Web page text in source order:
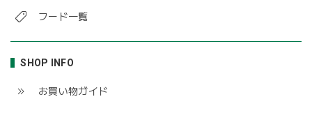
フード一覧
SHOP INFO
お買い物ガイド